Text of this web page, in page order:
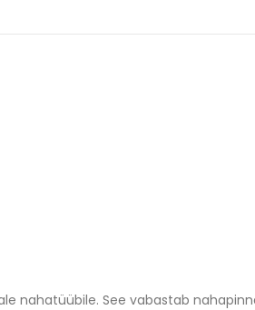
nahatüübile. See vabastab